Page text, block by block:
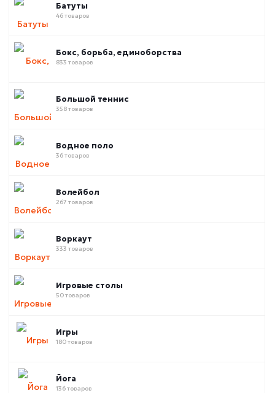
Батуты
46 товаров
Бокс, борьба, единоборства
833 товаров
Большой теннис
358 товаров
Водное поло
36 товаров
Волейбол
267 товаров
Воркаут
333 товаров
Игровые столы
50 товаров
Игры
180 товаров
Йога
136 товаров